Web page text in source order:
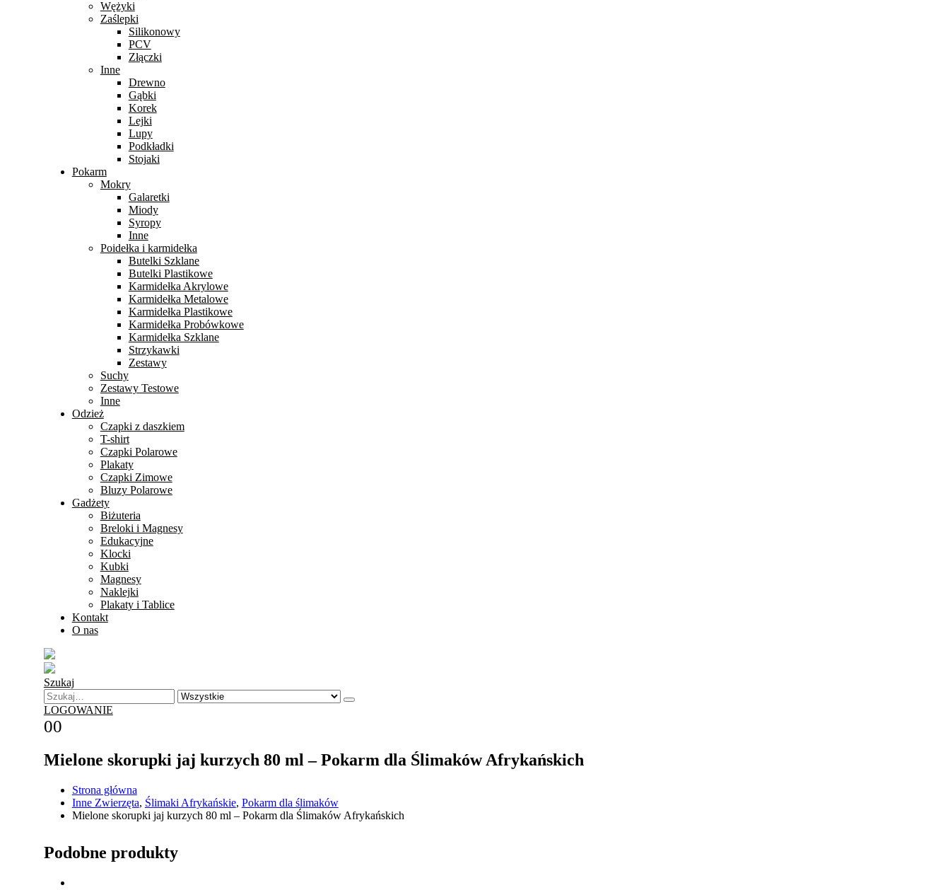
Wężyki
Zaślepki
Silikonowy
PCV
Złączki
Inne
Drewno
Gąbki
Korek
Lejki
Lupy
Podkładki
Stojaki
Pokarm
Mokry
Galaretki
Miody
Syropy
Inne
Poidełka i karmidełka
Butelki Szklane
Butelki Plastikowe
Karmidełka Akrylowe
Karmidełka Metalowe
Karmidełka Plastikowe
Karmidełka Probówkowe
Karmidełka Szklane
Strzykawki
Zestawy
Suchy
Zestawy Testowe
Inne
Odzież
Czapki z daszkiem
T-shirt
Czapki Polarowe
Plakaty
Czapki Zimowe
Bluzy Polarowe
Gadżety
Biżuteria
Breloki i Magnesy
Edukacyjne
Klocki
Kubki
Magnesy
Naklejki
Plakaty i Tablice
Kontakt
O nas
Szukaj
LOGOWANIE
00
Mielone skorupki jaj kurzych 80 ml – Pokarm dla Ślimaków Afrykańskich
Strona główna
Inne Zwierzęta, Ślimaki Afrykańskie, Pokarm dla ślimaków
Mielone skorupki jaj kurzych 80 ml – Pokarm dla Ślimaków Afrykańskich
Podobne produkty